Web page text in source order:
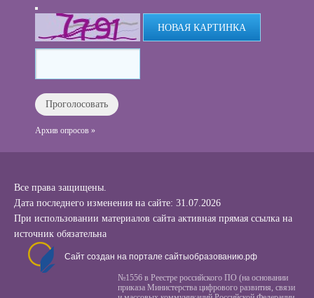
НОВАЯ КАРТИНКА
Архив опросов »
Все права защищены.
Дата последнего изменения на сайте: 31.07.2026
При использовании материалов сайта активная прямая ссылка на
источник обязательна
Сайт создан на портале сайтыобразованию.рф
№1556 в Реестре российского ПО (на основании
приказа Министерства цифрового развития, связи